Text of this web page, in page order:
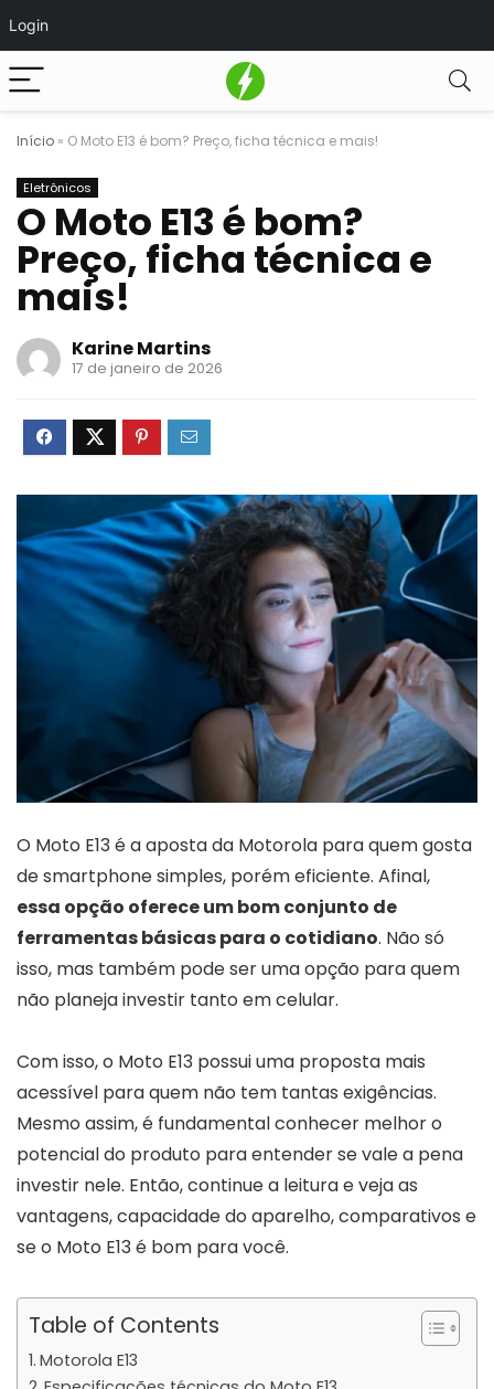
Login
Início » O Moto E13 é bom? Preço, ficha técnica e mais!
Eletrônicos
O Moto E13 é bom?
Preço, ficha técnica e
mais!
Karine Martins
17 de janeiro de 2026
O Moto E13 é a aposta da Motorola para quem gosta
de smartphone simples, porém eficiente. Afinal,
essa opção oferece um bom conjunto de
ferramentas básicas para o cotidiano. Não só
isso, mas também pode ser uma opção para quem
não planeja investir tanto em celular.
Com isso, o Moto E13 possui uma proposta mais
acessível para quem não tem tantas exigências.
Mesmo assim, é fundamental conhecer melhor o
potencial do produto para entender se vale a pena
investir nele. Então, continue a leitura e veja as
vantagens, capacidade do aparelho, comparativos e
se o Moto E13 é bom para você.
Table of Contents
Motorola E13